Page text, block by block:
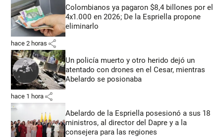
Colombianos ya pagaron $8,4 billones por el
4x1.000 en 2026; De la Espriella propone
eliminarlo
hace 2 horas share
Un policía muerto y otro herido dejó un
atentado con drones en el Cesar, mientras
Abelardo se posionaba
hace 1 hora share
Abelardo de la Espriella posesionó a sus 18
ministros, al director del Dapre y a la
consejera para las regiones